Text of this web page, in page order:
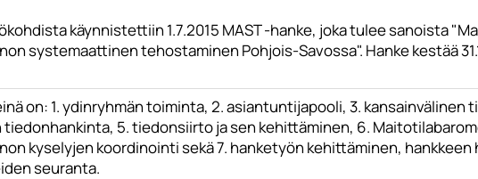
käynnistettiin 1.7.2015 MAST -hanke, joka tulee sanoista
systemaattinen tehostaminen Pohjois-Savossa". Hanke kestää
on: 1. ydinryhmän toiminta, 2. asiantuntijapooli, 3. kansainvälinen
tiedonhankinta, 5. tiedonsiirto ja sen kehittäminen, 6.
kyselyjen koordinointi sekä 7. hanketyön kehittäminen, hankkeen
seuranta.